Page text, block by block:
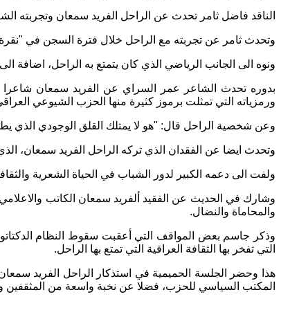
الناقد فاضل ثامر تحدث عن الراحل الفريد سمعان وتجربته
وتحدث ثامر عن تجربته مع الراحل خلال فترة السجن في
ونوه الى الجانب الرياضي الذي كان يتمتع به الراحل، اضافة
بدوره تحدث الشاعر عمر السراي عن الفريد سمعان
ورمزياته التي تمثلت برموز كثيرة منها الحزب الشيوعي
وعن شخصية الراحل قال: "هو لا يمتلك القلق الوجودي الذي
وتحدث ايضا عن الفقدان الذي تركه الراحل الفريد سمعان،
ولفت الى دعمه الكبير لدور الشباب في الحياة الشعرية
وشارك في الحديث عن الفقيد ألفريد سمعان الكاتب
والمحاماة والنضال.
التي تفخر بها الثقافة العراقية التي تمتع بها الراحل.
هذا وحضر الجلسة الحميمية في استذكار الراحل الفريد
المكتب السياسي للحزب، فضلا عن نخبة واسعة من المثقفين